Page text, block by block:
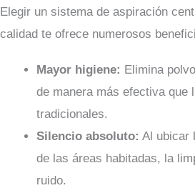
Elegir un sistema de aspiración
calidad te ofrece numerosos
Mayor higiene: Elimina
de manera más efectiva que
tradicionales.
Silencio absoluto: Al ubicar
de las áreas habitadas, la
ruido.